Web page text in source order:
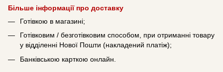
Більше інформації про доставку
Готівкою в магазині;
Готівковим / безготівковим способом, при отриманні товару
у відділенні Нової Пошти (накладений платіж);
Банківською карткою онлайн.